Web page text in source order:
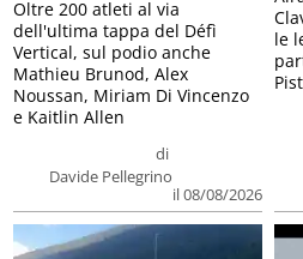
di
Davide Pellegrino
il 08/08/2026
Oltre 200 atleti al via
dell'ultima tappa del Défì
Vertical, sul podio anche
Mathieu Brunod, Alex
Noussan, Miriam Di Vincenzo
e Kaitlin Allen
le